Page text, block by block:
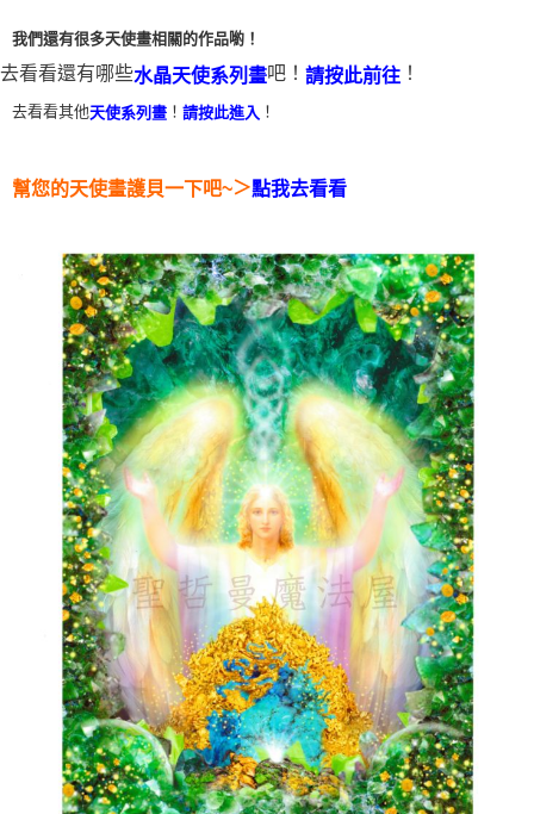
我們還有很多天使畫相關的作品喲！
去看看還有哪些水晶天使系列畫吧！ 請按此前往 ！
去看看其他天使系列畫 ！ 請按此進入 ！
幫您的天使畫護貝一下吧~＞點我去看看